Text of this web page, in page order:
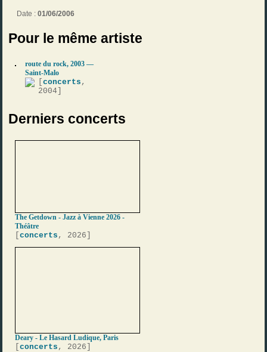
Date :01/06/2006
Pour le même artiste
route du rock, 2003 —
Saint-Malo
[concerts ,
2004]
Derniers concerts
The Getdown - Jazz à Vienne 2026 -
Théâtre
[concerts , 2026]
Deary - Le Hasard Ludique, Paris
[concerts , 2026]